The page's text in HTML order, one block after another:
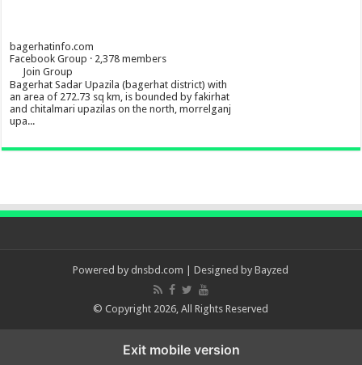
bagerhatinfo.com
Facebook Group · 2,378 members
Join Group
Bagerhat Sadar Upazila (bagerhat district) with
an area of 272.73 sq km, is bounded by fakirhat
and chitalmari upazilas on the north, morrelganj
upa...
Powered by dnsbd.com | Designed byBayzed
© Copyright 2026, All Rights Reserved
Exit mobile version